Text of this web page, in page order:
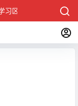
习区